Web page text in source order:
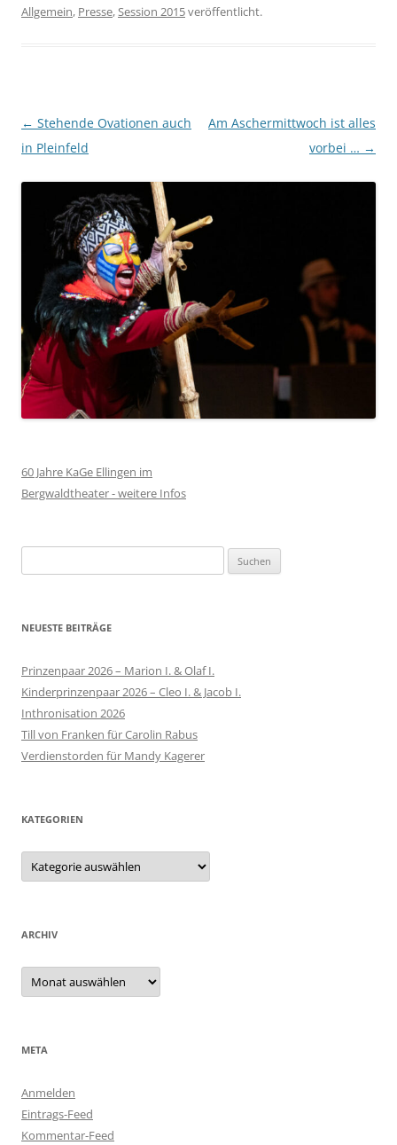
Allgemein, Presse,Session 2015veröffentlicht.
Beitragsnavigation
← Stehende Ovationen auch
in Pleinfeld
Am Aschermittwoch ist alles
vorbei … →
60 Jahre KaGe Ellingen im
Bergwaldtheater - weitere Infos
nach:
NEUESTE BEITRÄGE
Prinzenpaar 2026 – Marion I. & Olaf I.
Kinderprinzenpaar 2026 – Cleo I. & Jacob I.
Inthronisation 2026
Till von Franken für Carolin Rabus
Verdienstorden für Mandy Kagerer
KATEGORIEN
Kategorien
ARCHIV
Archiv
META
Anmelden
Eintrags-Feed
Kommentar-Feed